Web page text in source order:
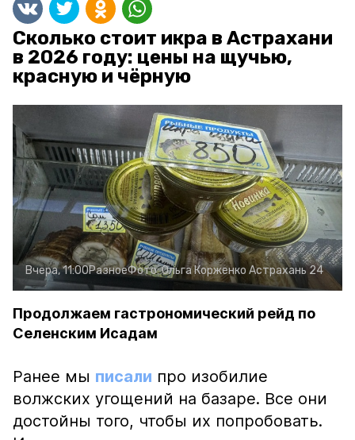
Сколько стоит икра в Астрахани
в 2026 году: цены на щучью,
красную и чёрную
Вчера, 11:00РазноеФото:Ольга Корженко Астрахань 24
Продолжаем гастрономический рейд по
Селенским Исадам
Ранее мы писали про изобилие
волжских угощений на базаре. Все они
достойны того, чтобы их попробовать.